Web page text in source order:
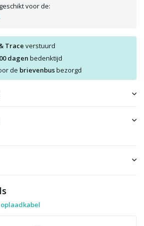
voor de:
Trace verstuurd
dagen bedenktijd
de brievenbusbezorgd
oplaadkabel